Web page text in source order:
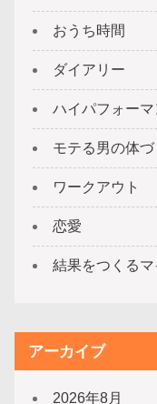
おうち時間
ダイアリー
ハイパフォー
モテる男の体づ
ワークアウト
恋愛
結果をつくるマ
アーカイブ
2026年8月